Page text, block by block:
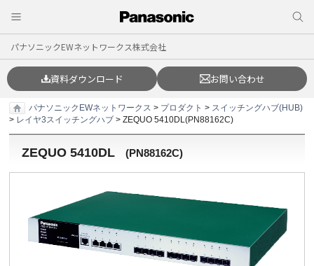
パナソニックEWネットワークス株式会社
資料ダウンロード お問い合わせ
パナソニックEWネットワークス > プロダクト > スイッチングハブ(HUB)
> レイヤ3スイッチングハブ > ZEQUO 5410DL(PN88162C)
ZEQUO 5410DL (PN88162C)